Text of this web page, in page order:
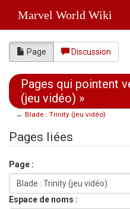
Marvel World Wiki
Page Discussion
Pages qui pointent
(jeu vidéo) »
← Blade : Trinity (jeu vidéo)
Pages liées
Page :
Espace de noms :